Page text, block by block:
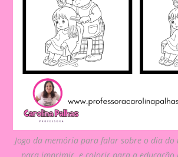
Jogo da memória para falar sobre o dia